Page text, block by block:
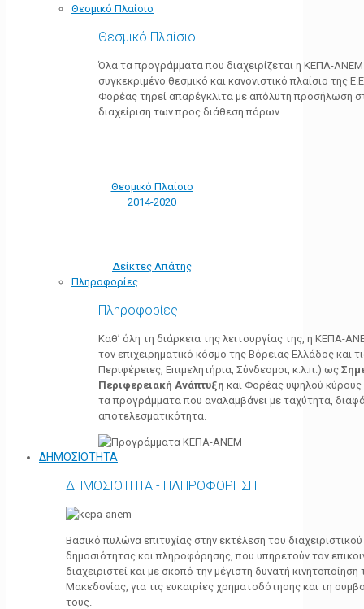
Θεσμικό Πλαίσιο
Θεσμικό Πλαίσιο
Όλα τα προγράμματα που διαχειρίζεται η ΚΕΠΑ-
συγκεκριμένο θεσμικό και κανονιστικό πλαίσιο της
Φορέας τηρεί απαρέγκλιτα με απόλυτη προσήλωση
διαχείριση των προς διάθεση πόρων.
Θεσμικό Πλαίσιο
2014-2020
Δείκτες Απάτης
Πληροφορίες
Πληροφορίες
Καθ’ όλη τη διάρκεια της λειτουργίας της, η ΚΕΠΑ-
τον επιχειρηματικό κόσμο της Βόρειας Ελλάδος και
Περιφέρειες, Επιμελητήρια, Σύνδεσμοι, κ.λ.π.) ως
Περιφερειακή Ανάπτυξη και Φορέας υψηλού κύρους
τα προγράμματα που αναλαμβάνει με ταχύτητα,
αποτελεσματικότητα.
ΔΗΜΟΣΙΟΤΗΤΑ
ΔΗΜΟΣΙΟΤΗΤΑ - ΠΛΗΡΟΦΟΡΗΣΗ
Βασικό πυλώνα επιτυχίας στην εκτέλεση του
δημοσιότητας και πληροφόρησης, που υπηρετούν τον
διαχειριστεί και με σκοπό την μέγιστη δυνατή
Μακεδονίας, για τις ευκαιρίες χρηματοδότησης και τη
τους.